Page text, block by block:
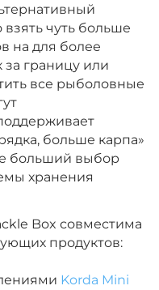
чуть больше
на для более
за границу или
все рыболовные
больше карпа»
больший выбор
хранения
Box совместима
продуктов:
Korda Mini